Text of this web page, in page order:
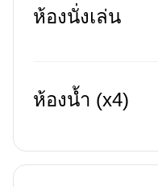
ห้องนั่งเล่น
ห้องน้ำ (x4)